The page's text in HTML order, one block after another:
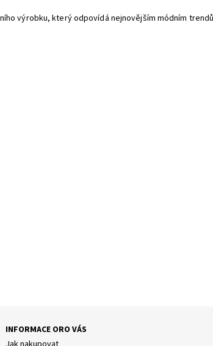
výrobku, který odpovídá nejnovějším módním
INFORMACE ORO VÁS